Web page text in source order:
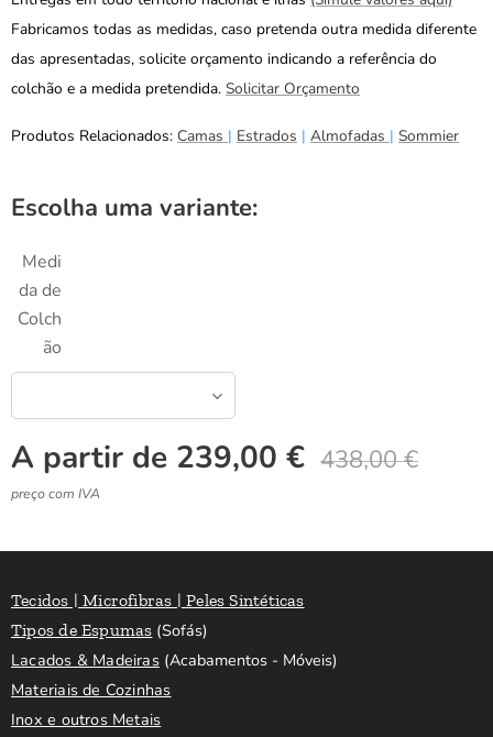
Fabricamos todas as medidas, caso pretenda outra medida diferente
das apresentadas, solicite orçamento indicando a referência do
colchão e a medida pretendida. Solicitar Orçamento
Produtos Relacionados: Camas | Estrados | Almofadas | Sommier
Escolha uma variante:
Medi
da de
Colch
ão
A partir de 239,00 € 438,00€
preço com IVA
Tecidos | Microfibras | Peles Sintéticas
Tipos de Espumas (Sofás)
Lacados & Madeiras(Acabamentos - Móveis)
Materiais de Cozinhas
Inox e outros Metais